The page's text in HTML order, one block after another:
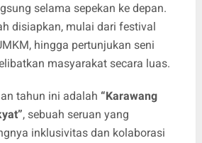
selama sepekan ke depan.
disiapkan, mulai dari festival
hingga pertunjukan seni
masyarakat secara luas.
tahun ini adalah “Karawang
, sebuah seruan yang
inklusivitas dan kolaborasi